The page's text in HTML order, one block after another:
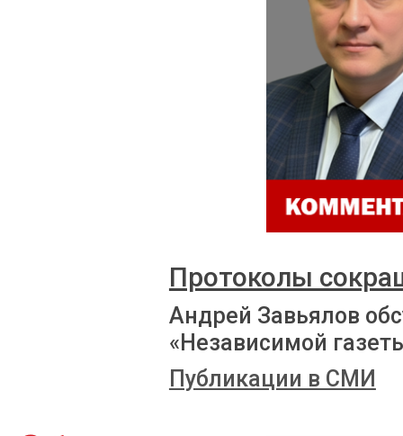
Протоколы
Андрей Завьялов
«Независимой
Публикации в СМИ